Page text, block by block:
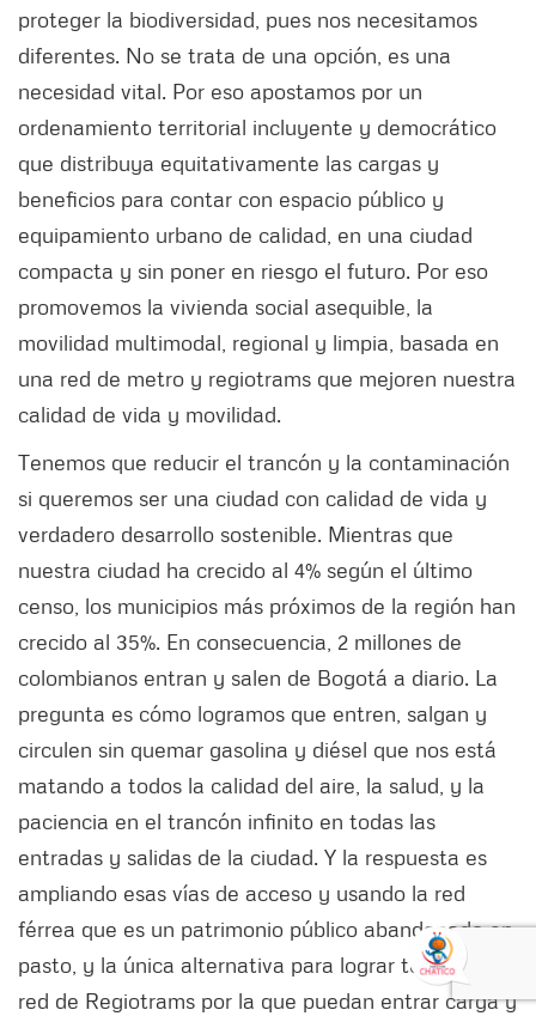
proteger la biodiversidad, pues nos necesitamos
diferentes. No se trata de una opción, es una
necesidad vital. Por eso apostamos por un
ordenamiento territorial incluyente y democrático
que distribuya equitativamente las cargas y
beneficios para contar con espacio público y
equipamiento urbano de calidad, en una ciudad
compacta y sin poner en riesgo el futuro. Por eso
promovemos la vivienda social asequible, la
movilidad multimodal, regional y limpia, basada en
una red de metro y regiotrams que mejoren nuestra
calidad de vida y movilidad.
Tenemos que reducir el trancón y la contaminación
si queremos ser una ciudad con calidad de vida y
verdadero desarrollo sostenible. Mientras que
nuestra ciudad ha crecido al 4% según el último
censo, los municipios más próximos de la región han
crecido al 35%. En consecuencia, 2 millones de
colombianos entran y salen de Bogotá a diario. La
pregunta es cómo logramos que entren, salgan y
circulen sin quemar gasolina y diésel que nos está
matando a todos la calidad del aire, la salud, y la
paciencia en el trancón infinito en todas las
entradas y salidas de la ciudad. Y la respuesta es
ampliando esas vías de acceso y usando la red
férrea que es un patrimonio público abandonado en
pasto, y la única alternativa para lograr tener una
red de Regiotrams por la que puedan entrar carga y